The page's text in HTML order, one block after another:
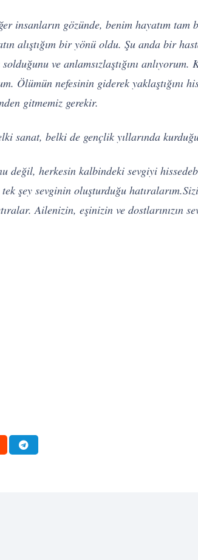
insanların gözünde, benim hayatım
alıştığım bir yönü oldu. Şu anda bir
ve anlamsızlaştığını
Ölümün nefesinin giderek yaklaştığını
gitmemiz gerekir.
sanat, belki de gençlik yıllarında
değil, herkesin kalbindeki sevgiyi
şey sevginin oluşturduğu hatıralarım.
Ailenizin, eşinizin ve